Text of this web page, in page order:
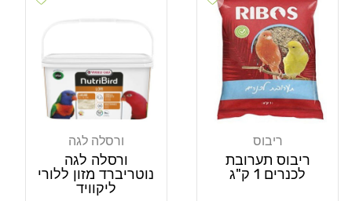
ריבוס
ריבוס תערובת
לכנרים 1 ק"ג
ורסלה לגה
ורסלה לגה
נוטריברד מזון ללורי
ליקוויד